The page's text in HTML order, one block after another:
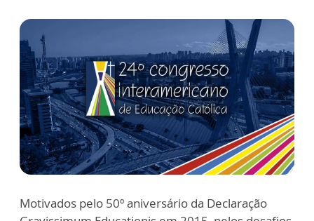
Motivados pelo 50º aniversário da Declaração